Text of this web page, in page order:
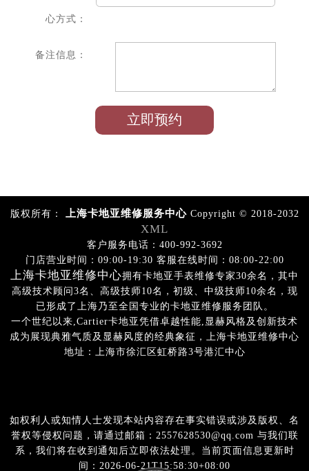
心方式：
备注信息：
版权所有： 上海卡地亚维修服务中心Copyright © 2018-2032
XML
客户服务电话：400-992-3692
门店营业时间：09:00-19:30 客服在线时间：08:00-22:00
上海卡地亚维修中心拥有卡地亚手表维修专家30余名，其中
高级技术顾问3名、高级技师10名，初级、中级技师10余名，现
已形成了上海乃至全国专业的卡地亚维修服务团队。
一个世纪以来,Cartier卡地亚凭借卓越性能,显赫风格及创新技术
成为展现典雅气质及显赫风度的经典象征，上海卡地亚维修中心
地址：上海市徐汇区虹桥路3号港汇中心
如权利人或知情人士发现本站内容存在事实错误或涉及版权、名
誉权等侵权问题，请通过邮箱：2557628530@qq.com 与我们联
系，我们将在收到通知后立即依法处理。当前页面信息更新时
间：2026-06-21T15:58:30+08:00